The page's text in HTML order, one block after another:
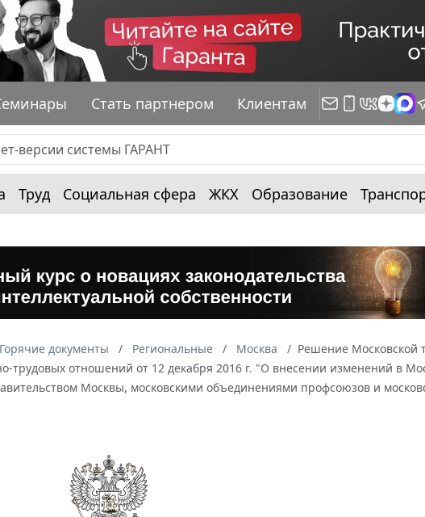
Стать партнером Клиентам
Труд Социальная сфера ЖКХ Образование
Горячие документы Региональные Москва
Решение Московской
трудовых отношений от 12 декабря 2016 г. "О внесении изменений в
Москвы, московскими объединениями профсоюзов и